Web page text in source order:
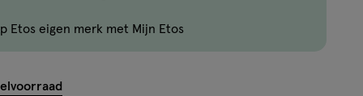
nog
Etos eigen merk met Mijn Etos